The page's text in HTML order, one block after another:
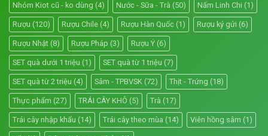
Nhóm Kiot cũ - ko dùng (4) Nước - Sữa - Trà (50) Nấm Linh Chi (1)
Rượu (120) Rượu Chile (4) Rượu Hàn Quốc (1) Rượu ký gửi (6)
Rượu Nhật (8) Rượu Pháp (3) Rượu Ý (6)
SET quà dưới 1 triệu (1) SET quà từ 1 triệu (7)
SET quà từ 2 triệu (4) Sâm - TPBVSK (72) Thịt - Trứng (18)
Thực phẩm (27) TRÁI CÂY KHÔ (5) Trà (17)
Trái cây nhập khẩu (14) Trái cây theo mùa (14) Viên hồng sâm (1)